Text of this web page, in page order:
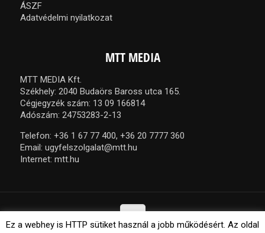
ÁSZF
Adatvédelmi nyilatkozat
MTT MEDIA
MTT MEDIA Kft.
Székhely: 2040 Budaörs Baross utca 165.
Cégjegyzék szám: 13 09 166814
Adószám: 24753283-2-13
Telefon: +36 1 67 77 400, +36 20 7777 360
Email: ugyfelszolgalat@mtt.hu
Internet: mtt.hu
Ez a webhey is HTTP sütiket használ a jobb működésért. Az oldal